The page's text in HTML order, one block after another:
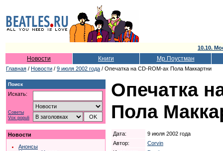
10.10.
Новости Книги Мр.Поустман
Главная / Новости / 9 июля 2002 года / Опечатка на CD-ROM-ах Пола Маккартни
Поиск
Искать:
Советы
Vox populi
Новости
Анонсы
Опечатка
Пола
Дата:
9 июля 2002 года
Автор:
Corvin